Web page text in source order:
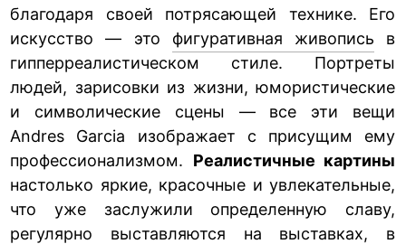
благодаря своей потрясающей технике. Его
искусство — это фигуративная живопись в
гипперреалистическом стиле. Портреты
людей, зарисовки из жизни, юмористические
и символические сцены — все эти вещи
Andres Garcia изображает с присущим ему
профессионализмом. Реалистичные картины
настолько яркие, красочные и увлекательные,
что уже заслужили определенную славу,
регулярно выставляются на выставках, в